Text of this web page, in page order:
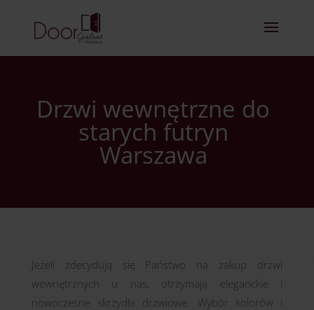
Drzwi wewnętrzne do
starych futryn
Warszawa
Jeżeli zdecydują się Państwo na zakup drzwi
wewnętrznych u nas, otrzymają eleganckie i
nowoczesne skrzydła drzwiowe. Wybór kolorów i